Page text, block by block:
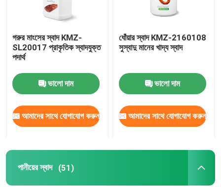
গরুর মাংসের স্বাদ KMZ-
SL20017 প্রাকৃতিক স্বাদযুক্ত
পদার্থ
ভালো দাম
আমাদের সাথে যোগাযোগ করুন
ধোঁয়ার স্বাদ KMZ-2160108
সুস্বাদু মানের খাদ্য স্বাদ
ভালো দাম
আমাদের সাথে যোগাযোগ করুন
পানীয়ের স্বাদ (51)